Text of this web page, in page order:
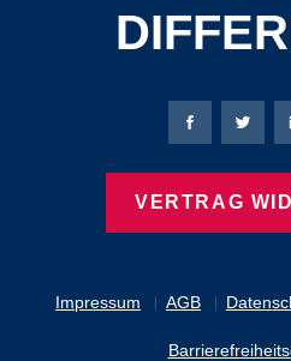
Impressum AGB
Bierbaum-
VERTRAG